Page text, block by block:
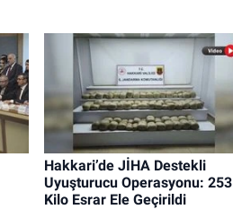
Hakkari’de JİHA Destekli
Uyuşturucu Operasyonu: 253
Kilo Esrar Ele Geçirildi